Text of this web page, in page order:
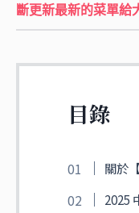
斷更新最新的菜單給
目錄
關於
2025